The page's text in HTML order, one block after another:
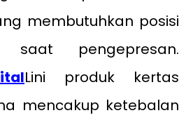
membutuhkan posisi
pengepresan.
Lini produk kertas
mencakup ketebalan